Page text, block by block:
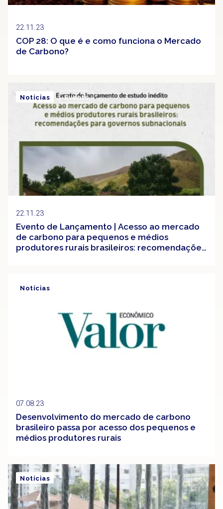
22.11.23
COP 28: O que é e como funciona o Mercado
de Carbono?
22.11.23
Evento de Lançamento | Acesso ao mercado
de carbono para pequenos e médios
produtores rurais brasileiros: recomendações
Notícias Evento
07.08.23
Desenvolvimento do mercado de carbono
brasileiro passa por acesso dos pequenos e
médios produtores rurais
Notícias
Notícias